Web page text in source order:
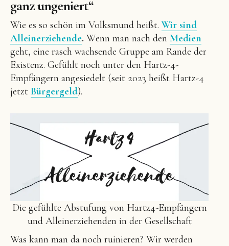
ganz ungeniert“
Wie es so schön im Volksmund heißt.Wir sind
Alleinerziehende. Wenn man nach den Medien
geht, eine rasch wachsende Gruppe am Rande der
Existenz. Gefühlt noch unter den Hartz-4-
Empfängern angesiedelt (seit 2023 heißt Hartz-4
jetzt Bürgergeld).
Die gefühlte Abstufung von Hartz4-Empfängern
und Alleinerziehenden in der Gesellschaft
Was kann man da noch ruinieren? Wir werden